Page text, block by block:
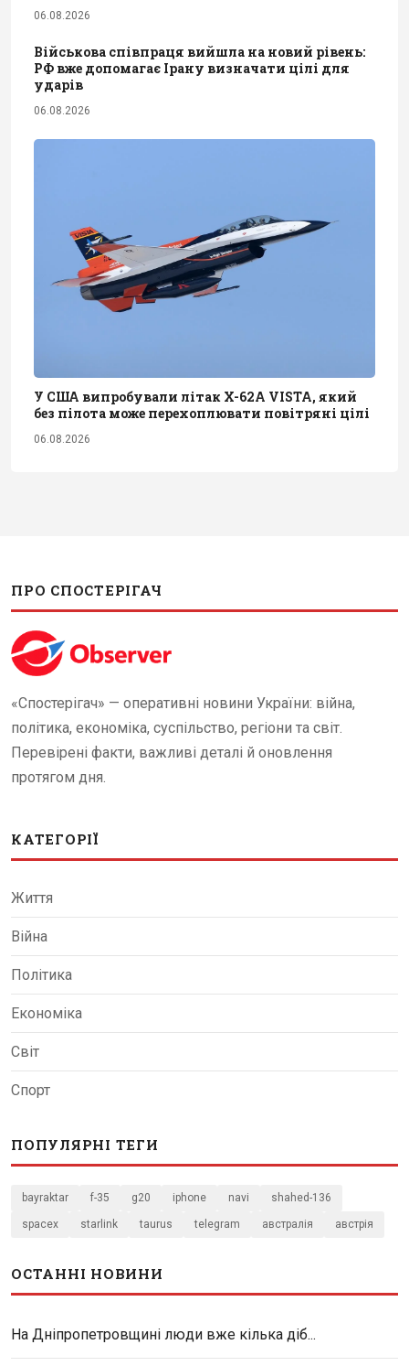
06.08.2026
Військова співпраця вийшла на новий рівень:
РФ вже допомагає Ірану визначати цілі для
ударів
06.08.2026
У США випробували літак X-62A VISTA, який
без пілота може перехоплювати повітряні цілі
06.08.2026
ПРО СПОСТЕРІГАЧ
«Спостерігач» — оперативні новини України: війна,
політика, економіка, суспільство, регіони та світ.
Перевірені факти, важливі деталі й оновлення
протягом дня.
КАТЕГОРІЇ
Життя
Війна
Політика
Економіка
Світ
Спорт
ПОПУЛЯРНІ ТЕГИ
bayraktar f-35 g20 iphone navi shahed-136
spacex starlink taurus telegram австралія австрія
ОСТАННІ НОВИНИ
На Дніпропетровщині люди вже кілька діб...